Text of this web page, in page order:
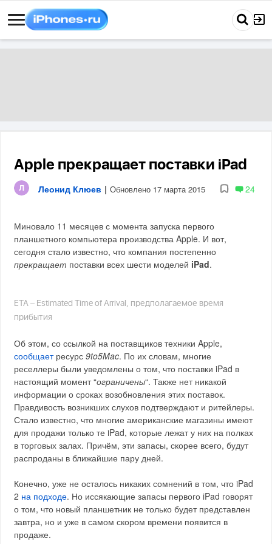
Apple прекращает поставки iPad
Леонид Клюев | Обновлено 17 марта 2015 24
Миновало 11 месяцев с момента запуска первого
планшетного компьютера производства Apple. И вот,
сегодня стало известно, что компания постепенно
прекращает поставки всех шести моделей iPad.
ETA – Estimated Time of Arrival, предполагаемое время
прибытия
Об этом, со ссылкой на поставщиков техники Apple,
сообщаетресурс9to5Mac. По их словам, многие
реселлеры были уведомлены о том, что поставки iPad в
настоящий момент “ограничены“. Также нет никакой
информации о сроках возобновления этих поставок.
Правдивость возникших слухов подтверждают и ритейлеры.
Стало известно, что многие американские магазины имеют
для продажи только те iPad, которые лежат у них на полках
в торговых залах. Причём, эти запасы, скорее всего, будут
распроданы в ближайшие пару дней.
Конечно, уже не осталось никаких сомнений в том, что iPad
2 на подходе. Но иссякающие запасы первого iPad говорят
о том, что новый планшетник не только будет представлен
завтра, но и уже в самом скором времени появится в
продаже.